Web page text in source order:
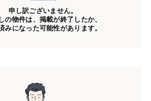
申し訳ございません。
の物件は、掲載が終了したか、
みになった可能性があります。